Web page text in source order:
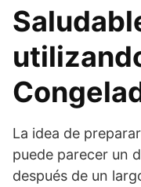
La idea de preparar
puede parecer un
después de un